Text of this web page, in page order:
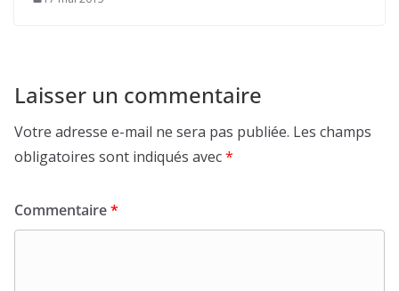
Laisser un commentaire
Votre adresse e-mail ne sera pas publiée. Les champs
obligatoires sont indiqués avec*
Commentaire*